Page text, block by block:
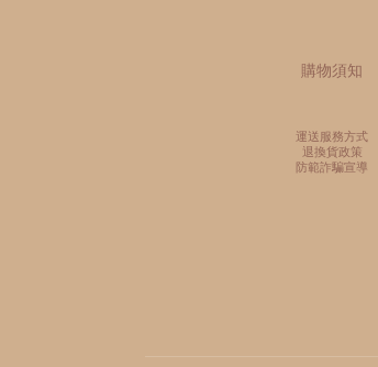
購物須知
運送服務方式
退換貨政策
防範詐騙宣導